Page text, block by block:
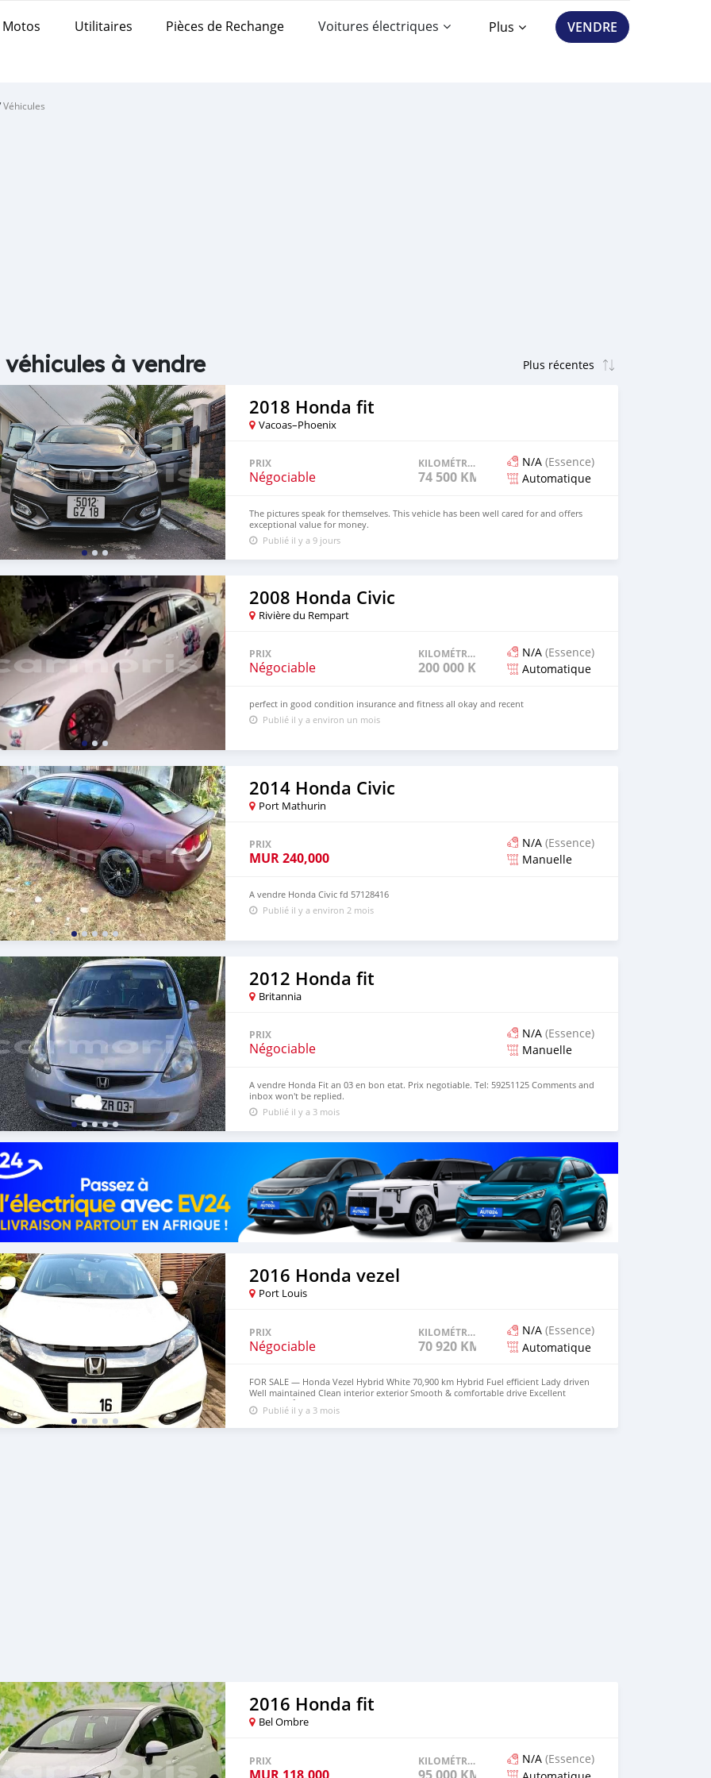
Motos Utilitaires Pièces de Rechange Voitures électriques Plus VENDRE
Véhicules
véhicules à vendre
2018 Honda fit
Vacoas–Phoenix
PRIX
Négociable
KILOMÉTRAGE
74 500 KM
N/A (Essence)
Automatique
The pictures speak for themselves. This vehicle has been well cared for and offers
exceptional value for money.
Publié il y a 9 jours
2008 Honda Civic
Rivière du Rempart
PRIX
Négociable
KILOMÉTRAGE
200 000 KM
N/A (Essence)
Automatique
perfect in good condition insurance and fitness all okay and recent
Publié il y a environ un mois
2014 Honda Civic
Port Mathurin
PRIX
MUR240,000
N/A (Essence)
Manuelle
A vendre Honda Civic fd 57128416
Publié il y a environ 2 mois
2012 Honda fit
Britannia
PRIX
Négociable
N/A (Essence)
Manuelle
A vendre Honda Fit an 03 en bon etat. Prix negotiable. Tel: 59251125 Comments and
inbox won't be replied.
Publié il y a 3 mois
2016 Honda vezel
Port Louis
PRIX
Négociable
KILOMÉTRAGE
70 920 KM
N/A (Essence)
Automatique
FOR SALE — Honda Vezel Hybrid White 70,900 km Hybrid Fuel efficient Lady driven
Well maintained Clean interior exterior Smooth & comfortable drive Excellent
condition 👍 Inbox for more details
Publié il y a 3 mois
2016 Honda fit
Bel Ombre
PRIX
MUR 118,000
KILOMÉTRAGE
95 000 KM
N/A (Essence)